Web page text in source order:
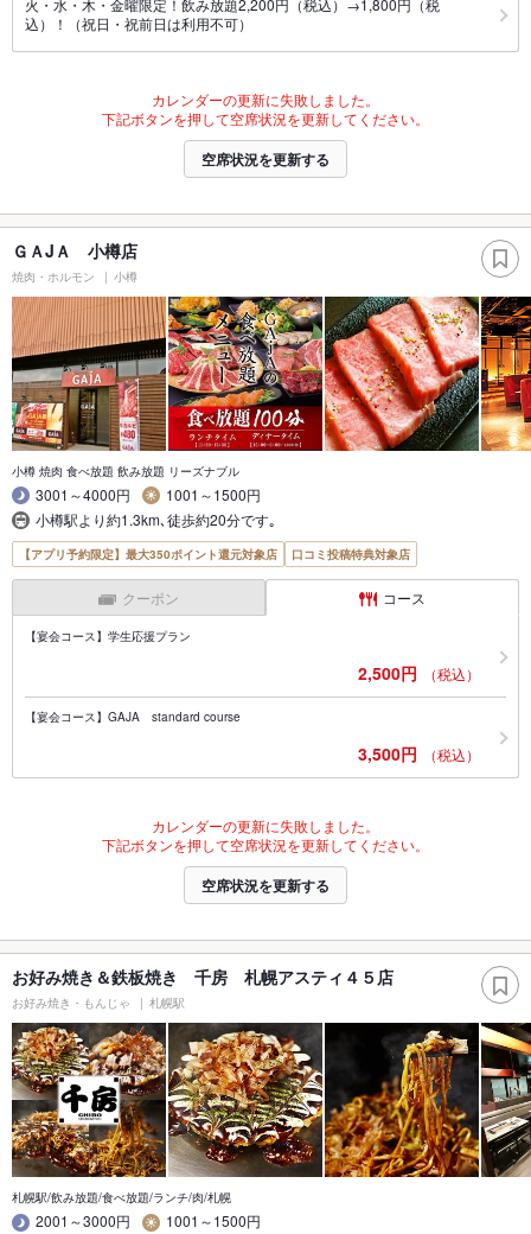
込）！（祝日・祝前日は利用不可）
カレンダーの更新に失敗しました。
下記ボタンを押して空席状況を更新してください。
空席状況を更新する
ＧＡJＡ 小樽店
焼肉・ホルモン 小樽
小樽 焼肉 食べ放題 飲み放題 リーズナブル
3001～4000円
1001～1500円
小樽駅より約1.3km､徒歩約20分です｡
【アプリ予約限定】最大350ポイント還元対象店 口コミ投稿特典対象店
クーポン コース
【宴会コース】学生応援プラン
2,500円 （税込）
【宴会コース】GAJA standard course
3,500円 （税込）
カレンダーの更新に失敗しました。
下記ボタンを押して空席状況を更新してください。
空席状況を更新する
お好み焼き＆鉄板焼き 千房 札幌アスティ４５店
お好み焼き・もんじゃ 札幌駅
札幌駅/飲み放題/食べ放題/ランチ/肉/札幌
2001～3000円
1001～1500円